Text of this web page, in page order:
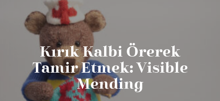
Kırık Kalbi Örerek
Tamir Etmek: Visible
Mending